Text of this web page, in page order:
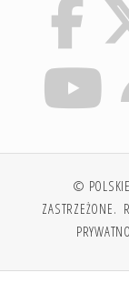
©
ZASTRZEŻONE.